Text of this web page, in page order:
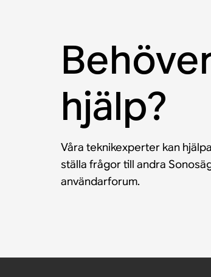
hjälp?
Våra teknikexperter kan
ställa frågor till andra
användarforum.